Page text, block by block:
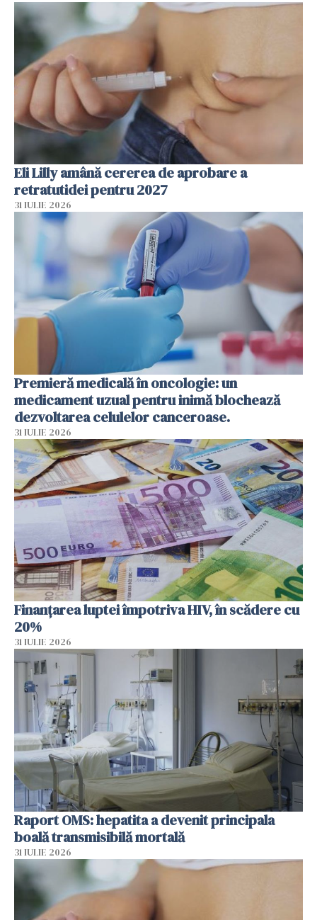
Eli Lilly amână cererea de aprobare a
retratutidei pentru 2027
31 IULIE 2026
Premieră medicală în oncologie: un
medicament uzual pentru inimă blochează
dezvoltarea celulelor canceroase.
31 IULIE 2026
Finanțarea luptei împotriva HIV, în scădere cu
20%
31 IULIE 2026
Raport OMS: hepatita a devenit principala
boală transmisibilă mortală
31 IULIE 2026